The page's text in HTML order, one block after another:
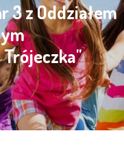
3 z Oddziałem
Trójeczka"